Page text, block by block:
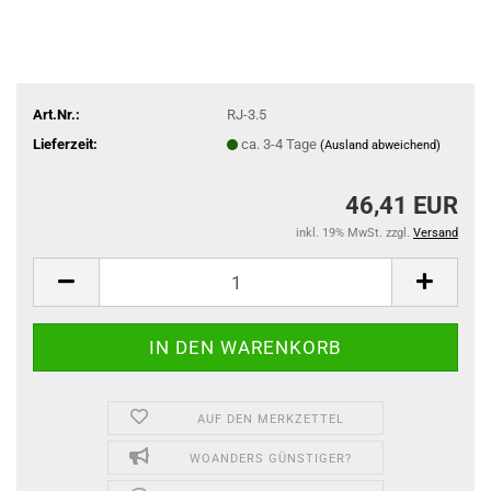
Art.Nr.:
RJ-3.5
Lieferzeit:
ca. 3-4 Tage (Ausland abweichend)
46,41 EUR
inkl. 19% MwSt. zzgl. Versand
AUF DEN MERKZETTEL
WOANDERS GÜNSTIGER?